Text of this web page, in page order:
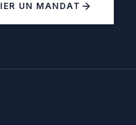
UN MANDAT